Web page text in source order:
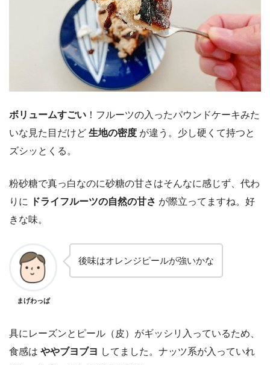
ボリュームすごい ！フルーツの入ったパウンドケーキみた
いな見た目だけど 生地の密度 が違う。少し硬くて持つと
ズシッとくる。
粉砂糖で真っ白なのに砂糖の甘さはそんなに感じず、代わ
りに
ドライフルーツの自然の甘さ が際立ってますね。好
きな味。
まげわっぱ
後味はオレンジピールが強いかな
具にレーズンとピール（皮）がギッシリ入っているため、
食感は ややブヨブヨ してました。ナッツ系が入っていれ